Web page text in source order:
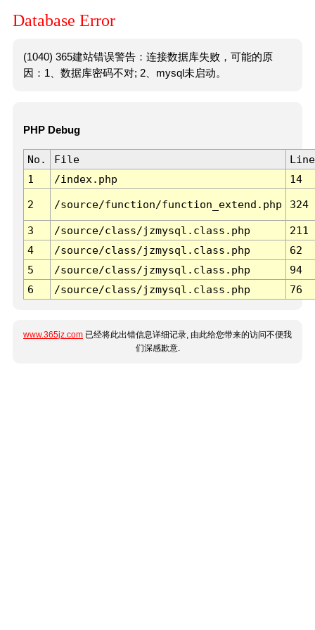
Database Error
(1040) 365建站错误警告：连接数据库失败，可能的原
因：1、数据库密码不对; 2、mysql未启动。
PHP Debug
No. File
Line
1
/index.php 14
2 /source/function/function_extend.php 324
3 /source/class/jzmysql.class.php
211
4
/source/class/jzmysql.class.php
62
5
/source/class/jzmysql.class.php
94
6
/source/class/jzmysql.class.php 76
www.365jz.com 已经将此出错信息详细记录, 由此给您带来的访问不便我
们深感歉意.